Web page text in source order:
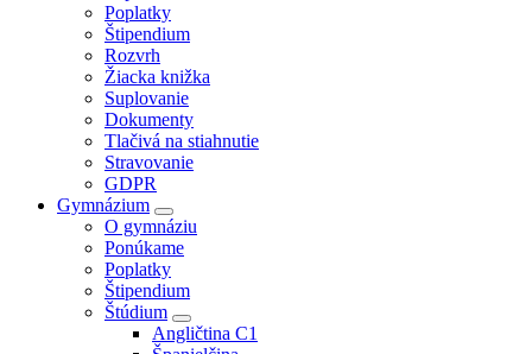
Poplatky
Štipendium
Rozvrh
Žiacka knižka
Suplovanie
Dokumenty
Tlačivá na stiahnutie
Stravovanie
GDPR
Gymnázium
O gymnáziu
Ponúkame
Poplatky
Štipendium
Štúdium
Angličtina C1